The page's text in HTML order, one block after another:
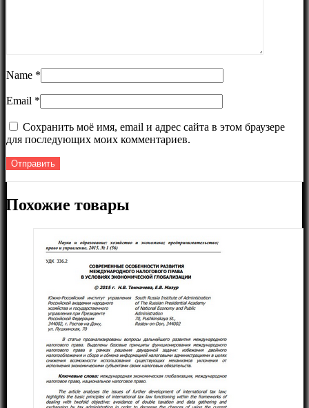
Name *
Email *
Сохранить моё имя, email и адрес сайта в этом браузере
для последующих моих комментариев.
Похожие товары